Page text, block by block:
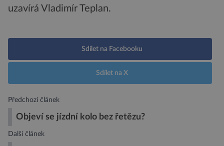
uzavírá Vladimír Teplan.
Sdílet na Facebooku
Sdílet na X
Předchozí článek
Objeví se jízdní kolo bez řetězu?
Další článek